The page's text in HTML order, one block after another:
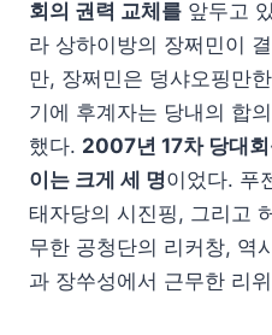
회의 권력 교체를 앞두고
라 상하이방의 장쩌민이
만, 장쩌민은 덩샤오핑만
기에 후계자는 당내의 합
했다. 2007년 17차 당대
이는 크게 세 명이었다. 푸
태자당의 시진핑, 그리고
무한 공청단의 리커창, 역
과 장쑤성에서 근무한 리